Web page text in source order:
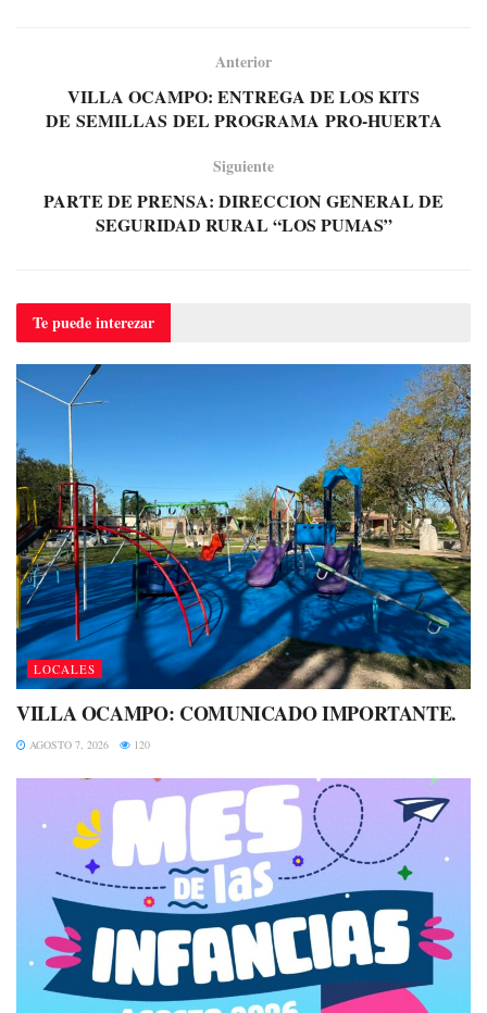
Anterior
VILLA OCAMPO: ENTREGA DE LOS KITS
DE SEMILLAS DEL PROGRAMA PRO-HUERTA
Siguiente
PARTE DE PRENSA: DIRECCION GENERAL DE
SEGURIDAD RURAL “LOS PUMAS”
Te puedeinterezar
LOCALES
VILLA OCAMPO: COMUNICADO IMPORTANTE.
AGOSTO 7, 2026 120